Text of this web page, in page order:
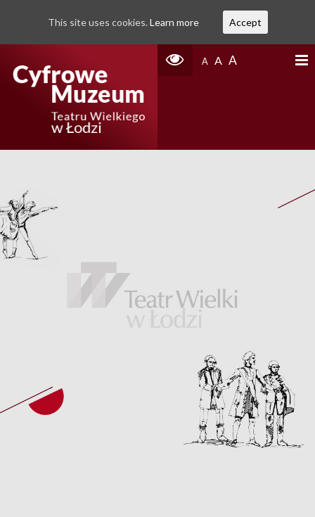
A A A
This site uses cookies. Learn more Accept